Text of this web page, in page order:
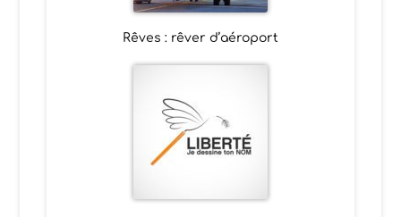
Rêves : rêver d’aéroport